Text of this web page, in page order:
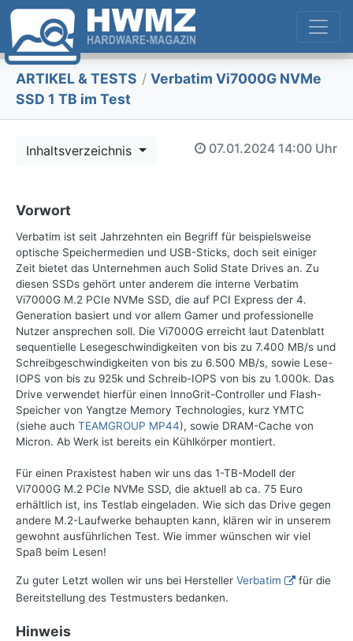
ARTIKEL & TESTS / Verbatim Vi7000G NVMe
SSD 1 TB im Test
Inhaltsverzeichnis 07.01.2024 14:00 Uhr
Vorwort
Verbatim ist seit Jahrzehnten ein Begriff für beispielsweise
optische Speichermedien und USB-Sticks, doch seit einiger
Zeit bietet das Unternehmen auch Solid State Drives an. Zu
diesen SSDs gehört unter anderem die interne Verbatim
Vi7000G M.2 PCIe NVMe SSD, die auf PCI Express der 4.
Generation basiert und vor allem Gamer und professionelle
Nutzer ansprechen soll. Die Vi7000G erreicht laut Datenblatt
sequentielle Lesegeschwindigkeiten von bis zu 7.400 MB/s und
Schreibgeschwindigkeiten von bis zu 6.500 MB/s, sowie Lese-
IOPS von bis zu 925k und Schreib-IOPS von bis zu 1.000k. Das
Drive verwendet hierfür einen InnoGrit-Controller und Flash-
Speicher von Yangtze Memory Technologies, kurz YMTC
(siehe auch TEAMGROUP MP44), sowie DRAM-Cache von
Micron. Ab Werk ist bereits ein Kühlkörper montiert.
Für einen Praxistest haben wir uns das 1-TB-Modell der
Vi7000G M.2 PCIe NVMe SSD, die aktuell ab ca. 75 Euro
erhältlich ist, ins Testlab eingeladen. Wie sich das Drive gegen
andere M.2-Laufwerke behaupten kann, klären wir in unserem
gewohnt ausführlichen Test. Wie immer wünschen wir viel
Spaß beim Lesen!
Zu guter Letzt wollen wir uns bei Hersteller Verbatim
für die
Bereitstellung des Testmusters bedanken.
Hinweis